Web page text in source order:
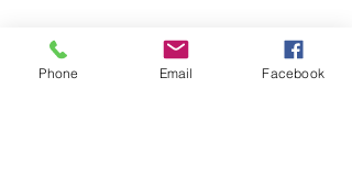
Phone Email Facebook